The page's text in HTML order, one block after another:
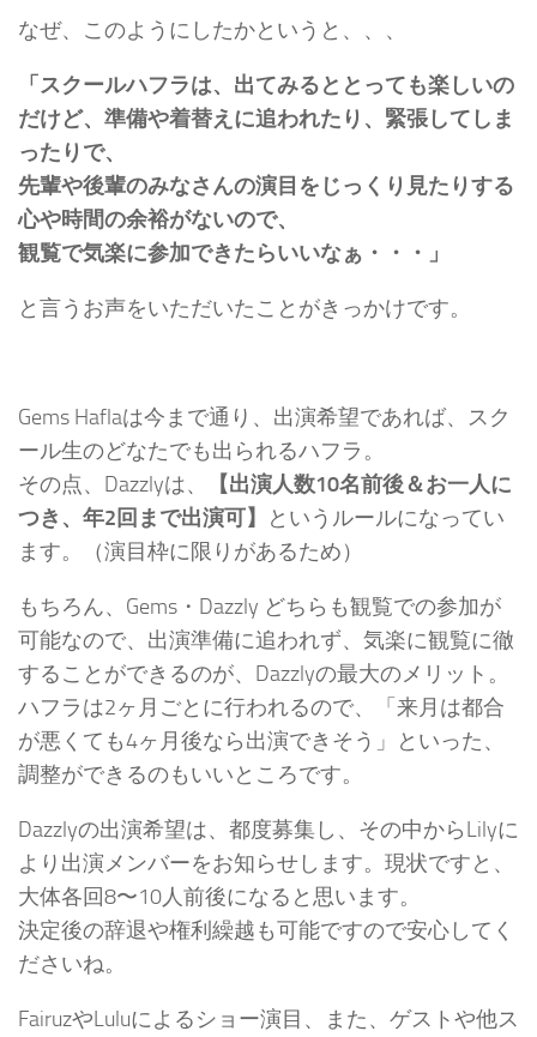
なぜ、このようにしたかというと、、、
「スクールハフラは、出てみるととっても楽しいの
だけど、準備や着替えに追われたり、緊張してしま
ったりで、
先輩や後輩のみなさんの演目をじっくり見たりする
心や時間の余裕がないので、
観覧で気楽に参加できたらいいなぁ・・・」
と言うお声をいただいたことがきっかけです。
Gems Haflaは今まで通り、出演希望であれば、スク
ール生のどなたでも出られるハフラ。
その点、Dazzlyは、
【出演人数10名前後＆お一人に
つき、年2回まで出演可】
というルールになってい
ます。（演目枠に限りがあるため）
もちろん、Gems・Dazzly どちらも観覧での参加が
可能なので、出演準備に追われず、気楽に観覧に徹
することができるのが、Dazzlyの最大のメリット。
ハフラは2ヶ月ごとに行われるので、「来月は都合
が悪くても4ヶ月後なら出演できそう」といった、
調整ができるのもいいところです。
Dazzlyの出演希望は、都度募集し、その中からLilyに
より出演メンバーをお知らせします。現状ですと、
大体各回8〜10人前後になると思います。
決定後の辞退や権利繰越も可能ですので安心してく
ださいね。
FairuzやLuluによるショー演目、また、ゲストや他ス